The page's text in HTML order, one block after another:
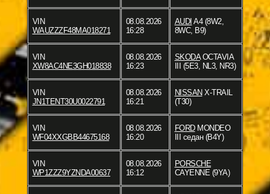
VIN
WAUZZZF48MA018271
08.08.2026
16:28
AUDI A4 (8W2,
8WC, B9)
VIN
XW8AC4NE3GH018838
08.08.2026
16:23
SKODAOCTAVIA
III (5E3, NL3, NR3)
VIN
JN1TENT30U0022791
08.08.2026
16:21
NISSAN X-TRAIL
(T30)
VIN
WF04XXGBB44675168
08.08.2026
16:20
FORDMONDEO
III седан (B4Y)
VIN
WP1ZZZ9YZNDA00637
08.08.2026
16:12
PORSCHE
CAYENNE (9YA)